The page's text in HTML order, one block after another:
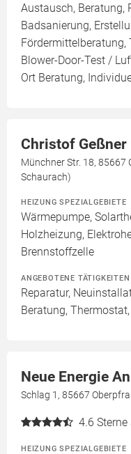
Austausch, Beratung,
Badsanierung,
Fördermittelberatung,
Blower-Door-Test /
Ort Beratung,
Christof Geßner
Münchner Str. 18,
Schaurach)
HEIZUNG SPEZIALGEBIETE
Wärmepumpe,
Holzheizung,
Brennstoffzelle
ANGEBOTENE TÄTIGKEITEN
Reparatur,
Beratung,
Neue Energie
Schlag 1, 85667
4.6
HEIZUNG SPEZIALGEBIETE